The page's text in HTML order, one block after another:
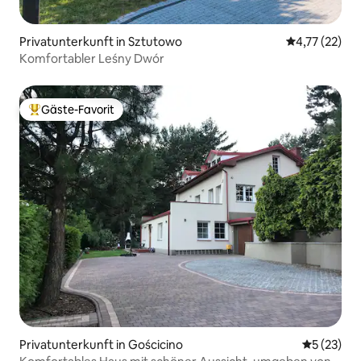
Privatunterkunft in Sztutowo
4,77 (22)
Komfortabler Leśny Dwór
Beliebter Gäste-Favorit.
Gäste-Favorit
Privatunterkunft in Gościcino
5 (23)